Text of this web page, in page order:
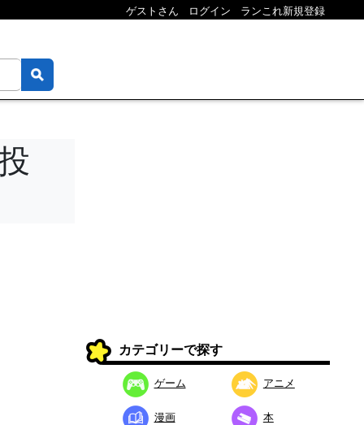
ゲストさん ログイン ランこれ新規登録
カテゴリーで探す
ゲーム アニメ
漫画 本